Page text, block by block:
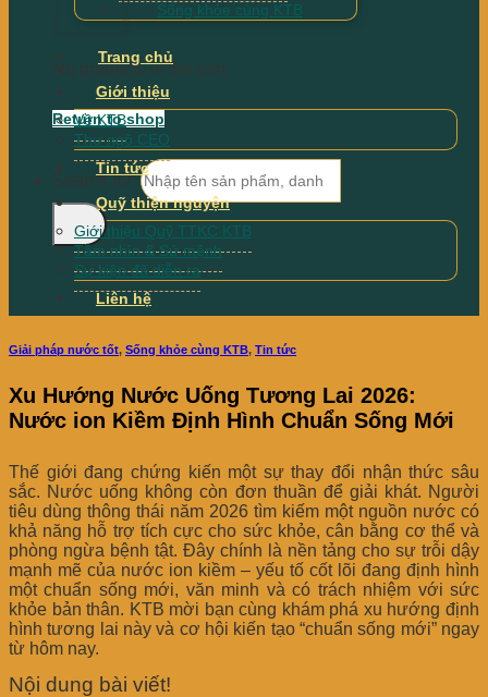
No products in the cart.
Return to shop
Search for:
Sống khỏe cùng KTB
Trang chủ
Giới thiệu
Về KTB
Thư ngõ CEO
Tin tức
Quỹ thiện nguyện
Giới thiệu Quỹ TTKC KTB
Tầm nhìn & Sứ mệnh
Sự kiện đã diễn ra
Liên hệ
Giải pháp nước tốt, Sống khỏe cùng KTB, Tin tức
Xu Hướng Nước Uống Tương Lai 2026:
Nước ion Kiềm Định Hình Chuẩn Sống Mới
Thế giới đang chứng kiến một sự thay đổi nhận thức sâu
sắc. Nước uống không còn đơn thuần để giải khát. Người
tiêu dùng thông thái năm 2026 tìm kiếm một nguồn nước có
khả năng hỗ trợ tích cực cho sức khỏe, cân bằng cơ thể và
phòng ngừa bệnh tật. Đây chính là nền tảng cho sự trỗi dậy
mạnh mẽ của nước ion kiềm – yếu tố cốt lõi đang định hình
một chuẩn sống mới, văn minh và có trách nhiệm với sức
khỏe bản thân. KTB mời bạn cùng khám phá xu hướng định
hình tương lai này và cơ hội kiến tạo “chuẩn sống mới” ngay
từ hôm nay.
Nội dung bài viết!